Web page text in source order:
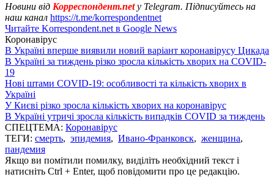
Новини від Корреспондент.net у Telegram. Підписуйтесь на
наш канал https://t.me/korrespondentnet
Читайте Korrespondent.net в Google News
Коронавірус
В Україні вперше виявили новий варіант коронавірусу Цикада
В Україні за тиждень різко зросла кількість хворих на COVID-
19
Нові штами COVID-19: особливості та кількість хворих в
Україні
У Києві різко зросла кількість хворих на коронавірус
В Україні утричі зросла кількість випадків COVID за тиждень
СПЕЦТЕМА: Коронавірус
ТЕГИ: смерть, эпидемия, Ивано-Франковск, женщина,
пандемия
Якщо ви помітили помилку, виділіть необхідний текст і
натисніть Ctrl + Enter, щоб повідомити про це редакцію.